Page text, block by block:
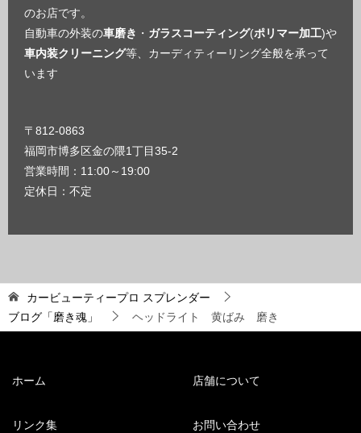
のお店です。
自動車の外装の車磨き ・ ガラスコーティング(ポリマー加工)や
車内装クリーニング等、カーディティーリング全般を承って
います
〒812-0863
福岡市博多区金の隈1丁目35-2
営業時間：11:00～19:00
定休日：不定
カービューティープロ スプレンダー
ブログ「磨き魂」
ヘッドライト 黄ばみ 磨き
ホーム 店舗について
リンク集 お問い合わせ